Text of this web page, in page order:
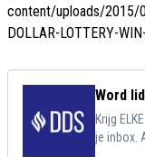
content/uploads/2015/
DOLLAR-LOTTERY-
Word
Krijg
je inbox.